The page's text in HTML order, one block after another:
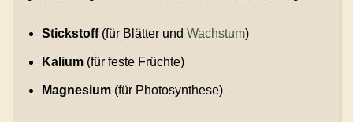
Stickstoff(für Blätter und Wachstum)
Kalium(für feste Früchte)
Magnesium(für Photosynthese)